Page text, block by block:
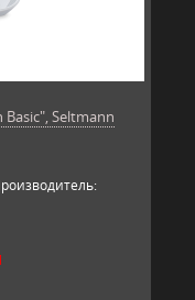
Seltmann